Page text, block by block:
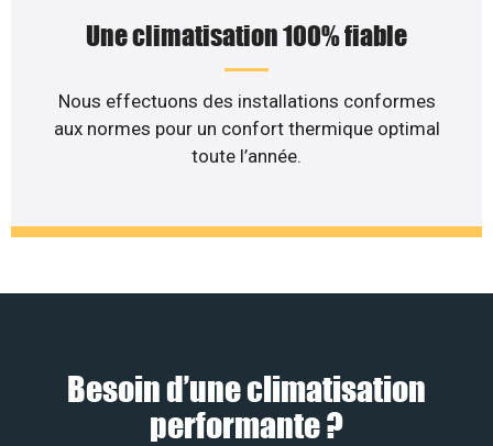
Une climatisation 100% fiable
Nous effectuons des installations conformes
aux normes pour un confort thermique optimal
toute l’année.
Besoin d’une climatisation
performante ?